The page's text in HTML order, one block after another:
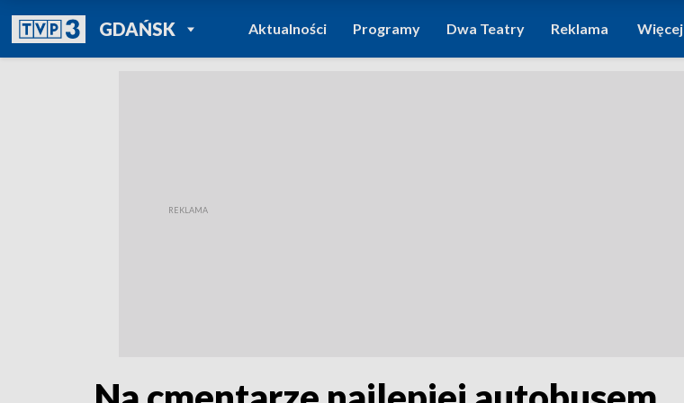
GDAŃSKPOWRÓT DO
TVP REGIONY
Aktualności Programy Dwa Teatry Reklama Więcej